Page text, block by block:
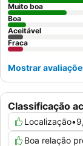
Classificação
Localização•
Boa relação
Muito boa
Boa
Aceitável
Fraca
Mostrar